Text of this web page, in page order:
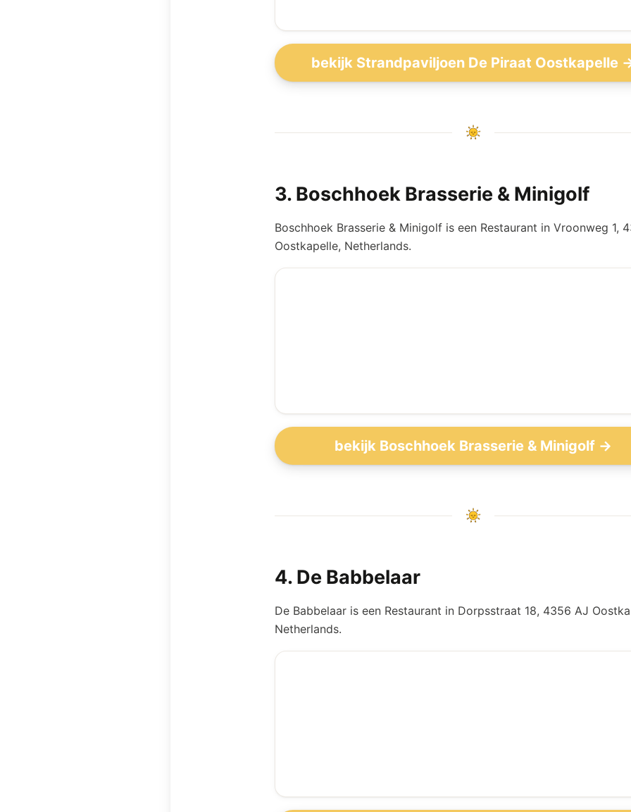
bekijk Strandpaviljoen De Piraat Oostkapelle
3. Boschhoek Brasserie & Minigolf
Boschhoek Brasserie & Minigolf is een Restaurant in Vroonweg 1,
Oostkapelle, Netherlands.
bekijk Boschhoek Brasserie & Minigolf →
4. De Babbelaar
De Babbelaar is een Restaurant in Dorpsstraat 18, 4356 AJ
Netherlands.